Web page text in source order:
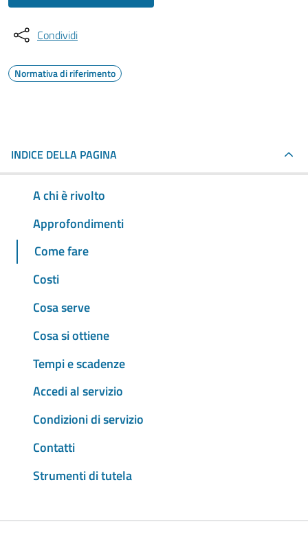
Condividi
Normativa di riferimento
INDICE DELLA PAGINA
A chi è rivolto
Approfondimenti
Come fare
Costi
Cosa serve
Cosa si ottiene
Tempi e scadenze
Accedi al servizio
Condizioni di servizio
Contatti
Strumenti di tutela